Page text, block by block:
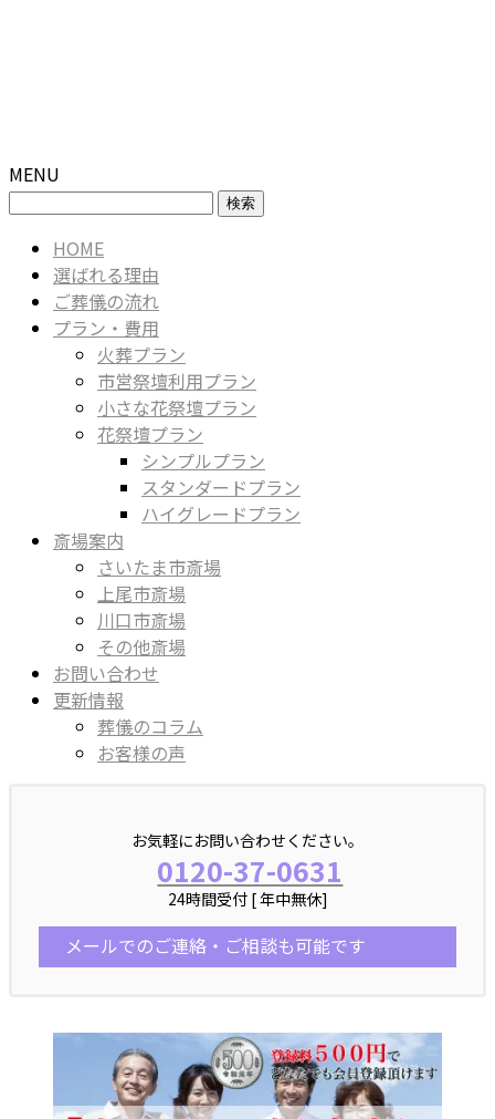
MENU
検
HOME
選ばれる理由
ご葬儀の流れ
プラン・費用
火葬プラン
市営祭壇利用プラン
小さな花祭壇プラン
花祭壇プラン
シンプルプラン
スタンダードプラン
ハイグレードプラン
斎場案内
さいたま市斎場
上尾市斎場
川口市斎場
その他斎場
お問い合わせ
更新情報
葬儀のコラム
お客様の声
お気軽にお問い合わせください。
0120-37-0631
24時間受付 [ 年中無休]
メールでのご連絡・ご相談も可能です